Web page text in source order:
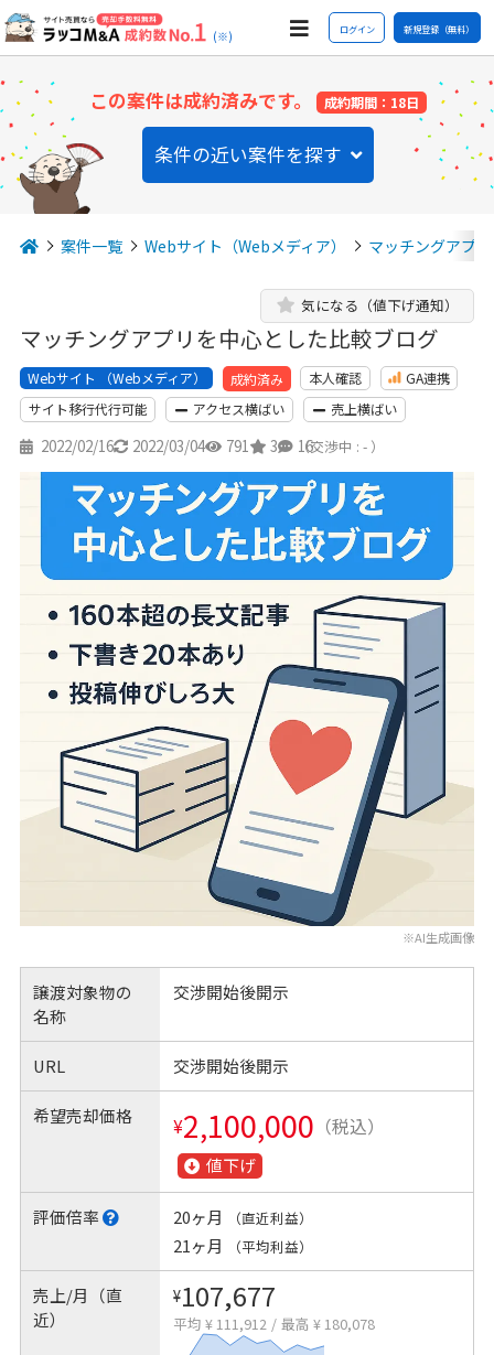
(※) ログイン 新規登録（無料）
この案件は成約済みです。 成約期間：18日
条件の近い案件を探す
案件一覧 Webサイト（Webメディア） マッチングアプリ
マッチングアプリを中心とした比較ブログ
気になる（値下げ通知）
Webサイト （Webメディア） 成約済み 本人確認
GA連携
サイト移行代行可能
アクセス横ばい 売上横ばい
2022/02/16 2022/03/04 791 3 16
（交渉中 : - ）
※AI生成画像
譲渡対象物の
名称
交渉開始後開示
URL 交渉開始後開示
希望売却価格 ¥2,100,000 （税込）
値下げ
評価倍率 20ヶ月 （直近利益）
21ヶ月 （平均利益）
売上/月（直
近）
¥107,677
平均 ¥ 111,912 / 最高 ¥ 180,078